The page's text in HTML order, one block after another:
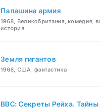
Папашина армия
1968, Великобритания, комедия,
история
Земля гигантов
1968, США, фантастика
BBC: Секреты Рейха.